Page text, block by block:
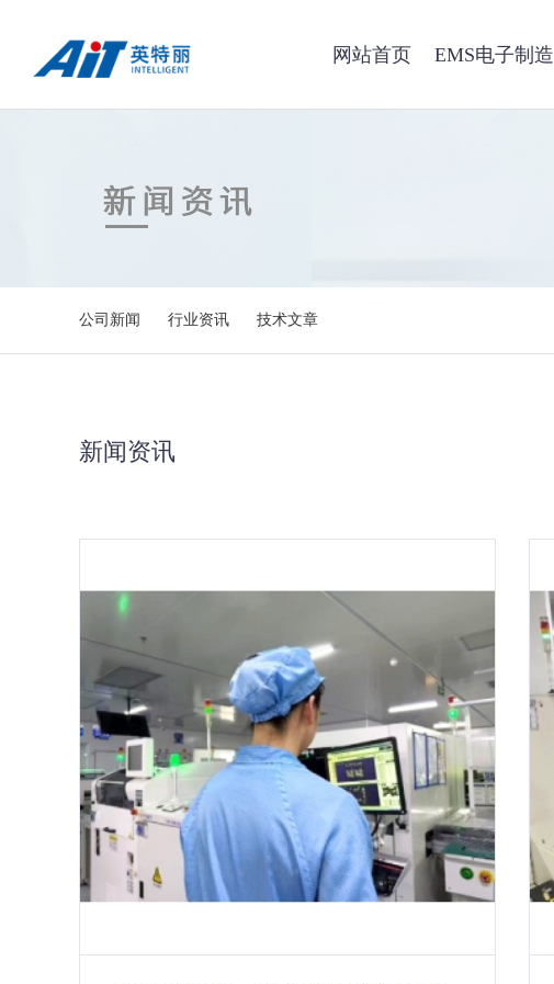
网站首页 EMS电子制造
公司新闻 行业资讯 技术文章
新闻资讯